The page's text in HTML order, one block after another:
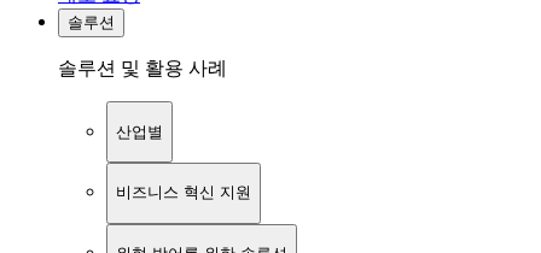
솔루션
솔루션 및 활용 사례
산업별
비즈니스 혁신 지원